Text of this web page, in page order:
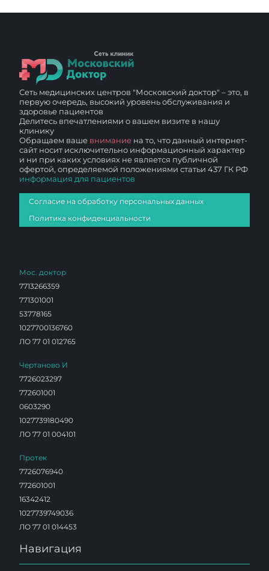
Сеть медицинских центров "Московский доктор" – это, в
первую очередь, высокий уровень обслуживания и
здоровье пациентов
Делитесь впечатлениями о вашем визите в нашу
клинику
Обращаем ваше внимание на то, что данный интернет-
сайт носит исключительно информационный характер
и ни при каких условиях не является публичной
офертой, определяемой положениями статьи 437 ГК РФ
информация для пациентов
Согласие на обработку персональных данных
Политика конфиденциальности
Мос. доктор
7713266359
771301001
53778165
1027700136760
ЛО 77 01 012765
Чертаново И
7726023297
772601001
0603290
1027739180490
ЛО 77 01 004101
Протек
7726076940
772601001
16342412
1027739749036
ЛО 77 01 014453
Навигация